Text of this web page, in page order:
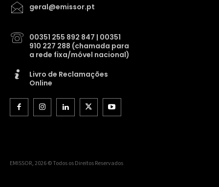
geral@emissor.pt
00351 255 892 847 | 00351
910 227 288 (chamada para
a rede fixa/móvel nacional)
Livro de Reclamações
Online
EMISSOR, 2026 © Todos os Direitos Reservados